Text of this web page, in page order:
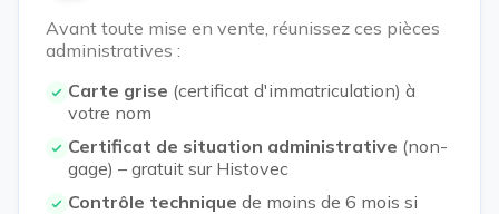
Avant toute mise en vente, réunissez ces pièces
administratives :
Carte grise (certificat d'immatriculation) à
votre nom
Certificat de situation administrative (non-
gage) – gratuit sur Histovec
Contrôle technique de moins de 6 mois si